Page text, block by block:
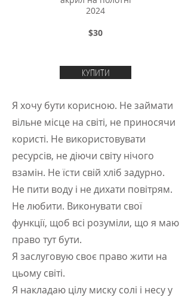
2024
$30
КУПИТИ
Я хочу бути корисною. Не займати
вільне місце на світі, не приносячи
користі. Не використовувати
ресурсів, не діючи світу нічого
взамін. Не їсти свій хліб задурно.
Не пити воду і не дихати повітрям.
Не любити. Виконувати свої
функції, щоб всі розуміли, що я маю
право тут бути.
Я заслуговую своє право жити на
цьому світі.
Я накладаю цілу миску солі і несу у